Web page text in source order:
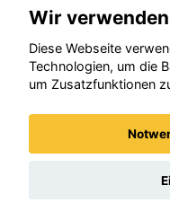
Skoda Kamiq
Wir
Diese Webseite
Technologien, um die
um Zusatzfunktionen